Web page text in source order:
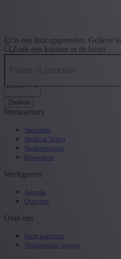
Er is een fout opgetreden. Gelieve
Zoek een kantoor in de buurt
Zoeken
Werknemers
Vacatures
Medical Select
Studentenjobs
Bijwerkers
Werkgevers
Aanpak
Over ons
Over ons
Onze kantoren
Veelgestelde vragen